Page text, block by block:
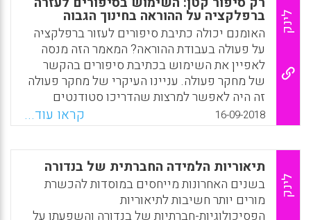
הקוריקיולום, החלק השני, "הקוריקולום כמשקף
קולות של מורים ותלמידים" עוסק בחשיבות
פיתוחה של אינטליגנציה רגשית בתוך הקוריקולום
והחלק האחרון מתאר את הניתוח הנרטיבי ככלי
מחקרי ששימש את המחברת בעבודתה (ליאורה
ישראלי).
WhatsApp
Facebook
Email
X
לינק ברפלקציה על ההוראה בחינוך הגבוה
האומנם יכולה כתיבת סיפורים לעזור ברפלקציה
על פעולה בעבודת ההוראה? המאמר הזה מנסה
לאפיין את השימוש בכתיבת סיפורים בהקשר
של מחקר פעולה. עניינו העיקרי של מחקר פעולה
זה היה לאפשר למרצות שהדריכו סטודנטים
בעבודות אוניברסיטאיות לעשות רפלקציה על
היבטים בעבודתן ולזהות תחומים שכדאי
להתייחס אליהם.העניין בשימוש בסיפורים לחקר
אירועים בעבודה גדל והולך. הם יכולים לשמש
אמצעי לחקירת היבטים בהדרכה אקדמית, ובעזרת
רפלקציה פרטנית ובקבוצות – לאפשר זיהוי של
סוגיות ודילמות ואז להתייחס אליהן. (Burchell
16-09-2018 קראו עוד...
לינק
תיאוריות הלמידה החברתית של בנדורה
בשנים האחרונות מייחסים במוסדות להכשרת
מורים יותר חשיבות לתיאוריות